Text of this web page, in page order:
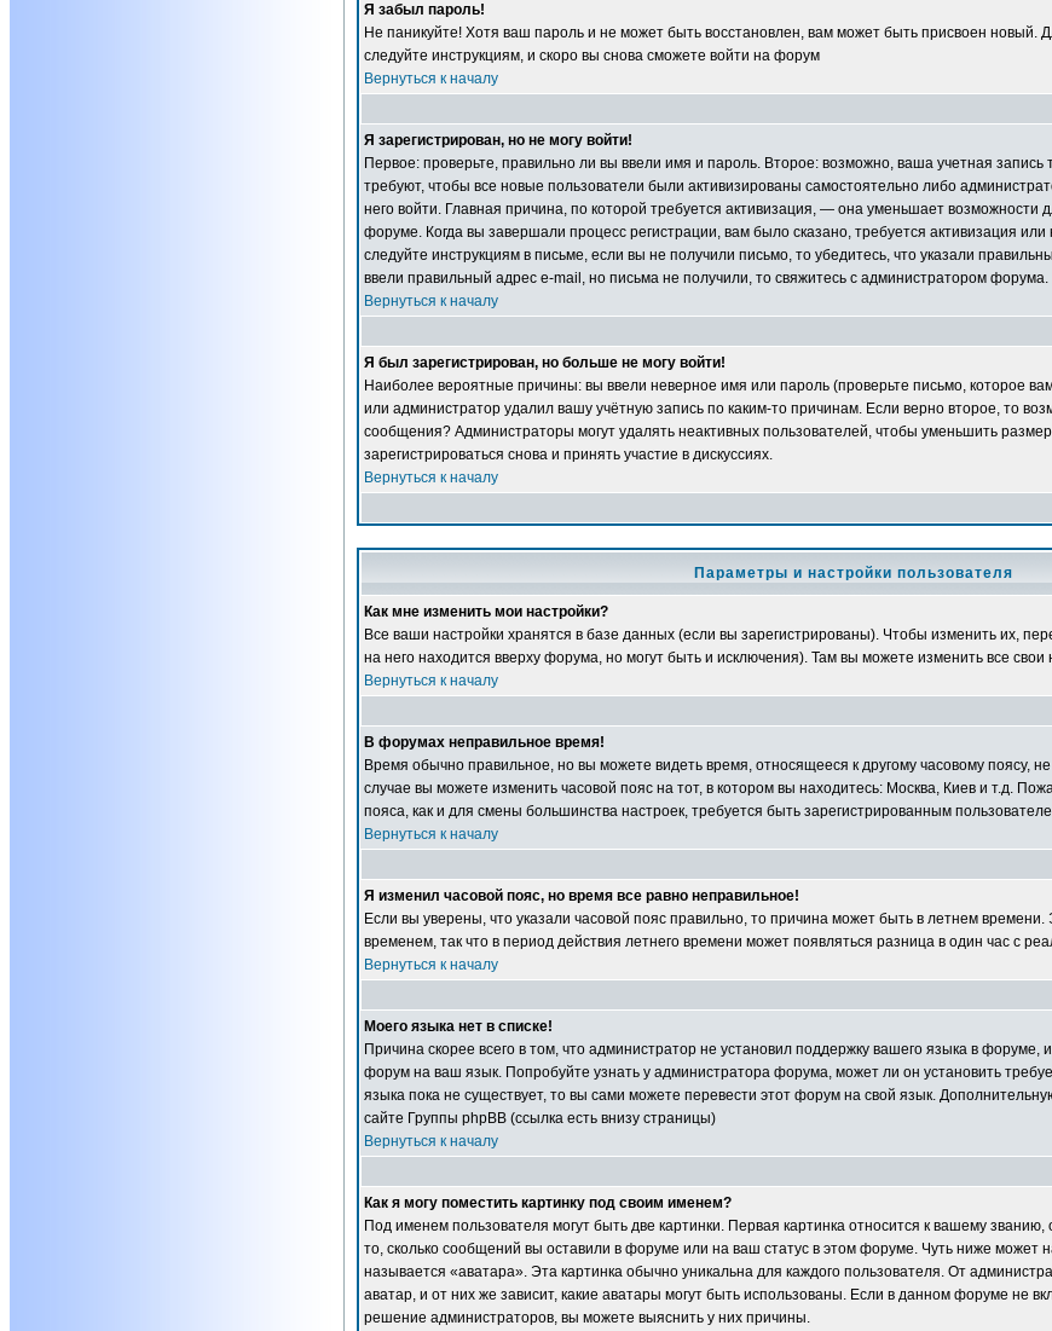
Я забыл пароль!
Не паникуйте! Хотя ваш пароль и не может быть восстановлен, вам может быть присвоен новый.
следуйте инструкциям, и скоро вы снова сможете войти на форум
Вернуться к началу
Я зарегистрирован, но не могу войти!
Первое: проверьте, правильно ли вы ввели имя и пароль. Второе: возможно, ваша учетная
требуют, чтобы все новые пользователи были активизированы самостоятельно либо
него войти. Главная причина, по которой требуется активизация, — она уменьшает возможности
форуме. Когда вы завершали процесс регистрации, вам было сказано, требуется активизация
следуйте инструкциям в письме, если вы не получили письмо, то убедитесь, что указали
ввели правильный адрес e-mail, но письма не получили, то свяжитесь с администратором форума.
Вернуться к началу
Я был зарегистрирован, но больше не могу войти!
Наиболее вероятные причины: вы ввели неверное имя или пароль (проверьте письмо, которое
или администратор удалил вашу учётную запись по каким-то причинам. Если верно второе, то
сообщения? Администраторы могут удалять неактивных пользователей, чтобы уменьшить
зарегистрироваться снова и принять участие в дискуссиях.
Вернуться к началу
Параметры и настройки пользователя
Как мне изменить мои настройки?
Все ваши настройки хранятся в базе данных (если вы зарегистрированы). Чтобы изменить их,
на него находится вверху форума, но могут быть и исключения). Там вы можете изменить все свои
Вернуться к началу
В форумах неправильное время!
Время обычно правильное, но вы можете видеть время, относящееся к другому часовому поясу,
случае вы можете изменить часовой пояс на тот, в котором вы находитесь: Москва, Киев и т.д.
пояса, как и для смены большинства настроек, требуется быть зарегистрированным
Вернуться к началу
Я изменил часовой пояс, но время все равно неправильное!
Если вы уверены, что указали часовой пояс правильно, то причина может быть в летнем
временем, так что в период действия летнего времени может появляться разница в один час с
Вернуться к началу
Моего языка нет в списке!
Причина скорее всего в том, что администратор не установил поддержку вашего языка в форуме,
форум на ваш язык. Попробуйте узнать у администратора форума, может ли он установить
языка пока не существует, то вы сами можете перевести этот форум на свой язык.
сайте Группы phpBB (ссылка есть внизу страницы)
Вернуться к началу
Как я могу поместить картинку под своим именем?
Под именем пользователя могут быть две картинки. Первая картинка относится к вашему
то, сколько сообщений вы оставили в форуме или на ваш статус в этом форуме. Чуть ниже может
называется «аватара». Эта картинка обычно уникальна для каждого пользователя. От
аватар, и от них же зависит, какие аватары могут быть использованы. Если в данном форуме не
решение администраторов, вы можете выяснить у них причины.